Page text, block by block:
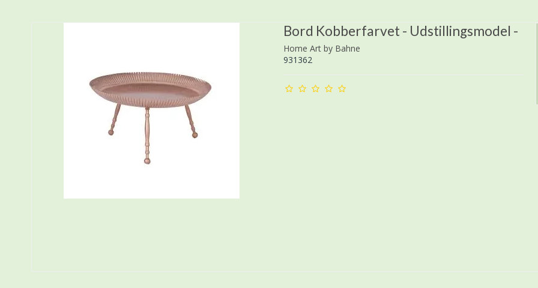
Bord Kobberfarvet - Udstillingsmodel -
Home Art by Bahne
931362